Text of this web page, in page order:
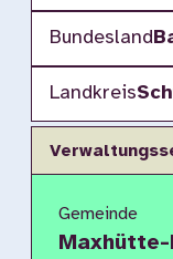
Bundesland
Landkreis
Gemeinde